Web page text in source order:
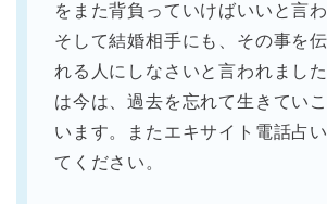
をまた背負っていけばいいと言わ
そして結婚相手にも、その事を
れる人にしなさいと言われまし
は今は、過去を忘れて生きてい
います。またエキサイト電話占
てください。